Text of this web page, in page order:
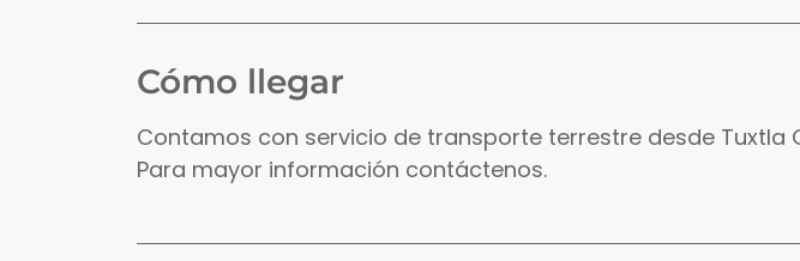
Cómo llegar
Contamos con servicio de transporte terrestre desde Tuxtla
Para mayor información contáctenos.